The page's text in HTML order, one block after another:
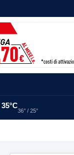
35°C
36° / 25°